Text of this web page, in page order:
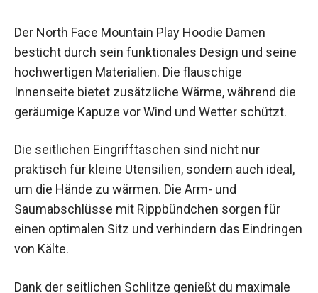
Der North Face Mountain Play Hoodie Damen
besticht durch sein funktionales Design und
seine hochwertigen Materialien. Die flauschige
Innenseite bietet zusätzliche Wärme, während
die geräumige Kapuze vor Wind und Wetter
schützt.
Die seitlichen Eingrifftaschen sind nicht nur
praktisch für kleine Utensilien, sondern auch
ideal, um die Hände zu wärmen. Die Arm- und
Saumabschlüsse mit Rippbündchen sorgen für
einen optimalen Sitz und verhindern das
Eindringen von Kälte.